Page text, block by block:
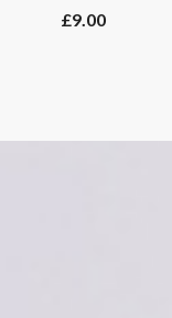
3.00
out
£9.00